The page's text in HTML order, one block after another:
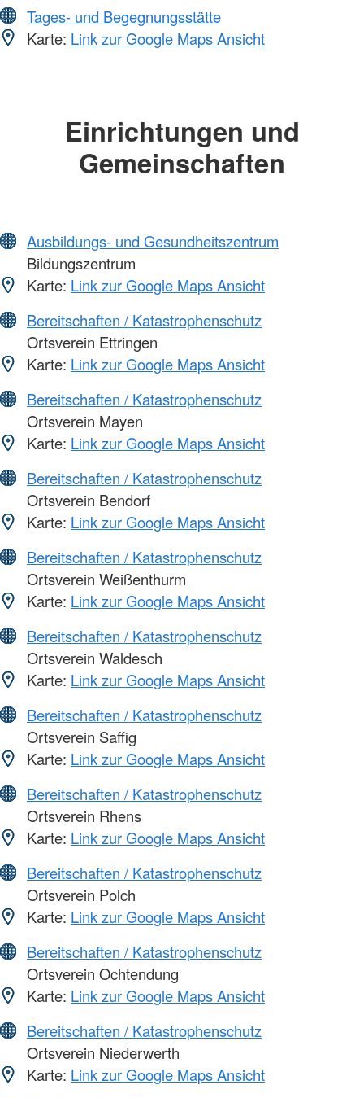
Tages- und Begegnungsstätte
Karte: Link zur Google Maps Ansicht
Einrichtungen und
Gemeinschaften
Ausbildungs- und Gesundheitszentrum
Bildungszentrum
Karte: Link zur Google Maps Ansicht
Bereitschaften / Katastrophenschutz
Ortsverein Ettringen
Karte: Link zur Google Maps Ansicht
Bereitschaften / Katastrophenschutz
Ortsverein Mayen
Karte: Link zur Google Maps Ansicht
Bereitschaften / Katastrophenschutz
Ortsverein Bendorf
Karte: Link zur Google Maps Ansicht
Bereitschaften / Katastrophenschutz
Ortsverein Weißenthurm
Karte: Link zur Google Maps Ansicht
Bereitschaften / Katastrophenschutz
Ortsverein Waldesch
Karte: Link zur Google Maps Ansicht
Bereitschaften / Katastrophenschutz
Ortsverein Saffig
Karte: Link zur Google Maps Ansicht
Bereitschaften / Katastrophenschutz
Ortsverein Rhens
Karte: Link zur Google Maps Ansicht
Bereitschaften / Katastrophenschutz
Ortsverein Polch
Karte: Link zur Google Maps Ansicht
Bereitschaften / Katastrophenschutz
Ortsverein Ochtendung
Karte: Link zur Google Maps Ansicht
Bereitschaften / Katastrophenschutz
Ortsverein Niederwerth
Karte: Link zur Google Maps Ansicht